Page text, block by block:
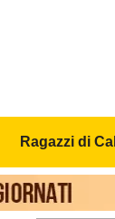
Ragazzi di